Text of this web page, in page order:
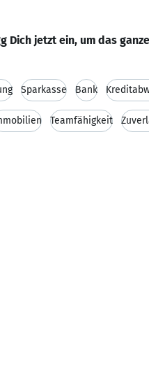
Dich jetzt ein, um das
Sparkasse Bank
Teamfähigkeit